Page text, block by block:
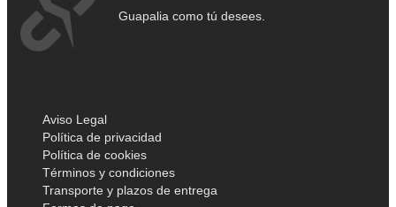
Guapalia como tú desees.
Aviso Legal
Política de privacidad
Política de cookies
Términos y condiciones
Transporte y plazos de entrega